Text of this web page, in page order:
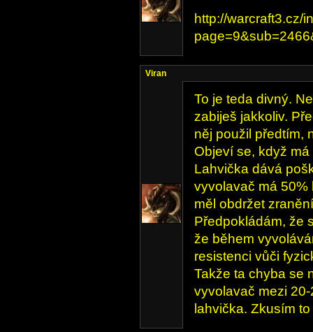
http://warcraft3.cz/
Viran
To je teda divný.
zabiješ jakkoliv.
něj použil předtím,
Objeví se, když
Lahvička dává
vyvolavač má 50%
měl obdržet
Předpokládám, že
že během
resistenci vůči
Takže ta chyba se
vyvolavač mezi
lahvička. Zkusím